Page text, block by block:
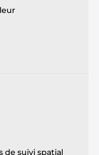
de suivi spatial